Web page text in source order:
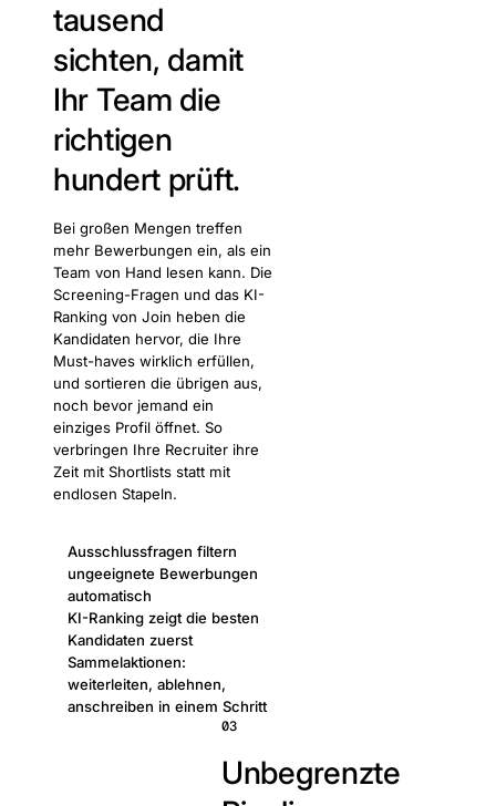
tausend
sichten, damit
Ihr Team die
richtigen
hundert prüft.
Bei großen Mengen treffen
mehr Bewerbungen ein, als ein
Team von Hand lesen kann. Die
Screening-Fragen und das KI-
Ranking von Join heben die
Kandidaten hervor, die Ihre
Must-haves wirklich erfüllen,
und sortieren die übrigen aus,
noch bevor jemand ein
einziges Profil öffnet. So
verbringen Ihre Recruiter ihre
Zeit mit Shortlists statt mit
endlosen Stapeln.
Ausschlussfragen filtern
ungeeignete Bewerbungen
automatisch
KI-Ranking zeigt die besten
Kandidaten zuerst
Sammelaktionen:
weiterleiten, ablehnen,
anschreiben in einem Schritt
03
Unbegrenzte